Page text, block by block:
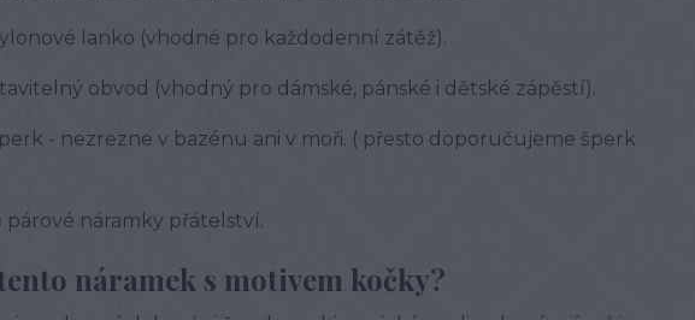
lanko (vhodné pro každodenní zátěž).
obvod (vhodný pro dámské, pánské i dětské zápěstí).
- nezrezne v bazénu ani v moři. ( přesto doporučujeme šperk
párové náramky přátelství.
náramek s motivem kočky?